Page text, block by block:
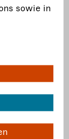
mit: 17 Ziele
ghei...
knowl...
PAP:
beratung-
sowie in